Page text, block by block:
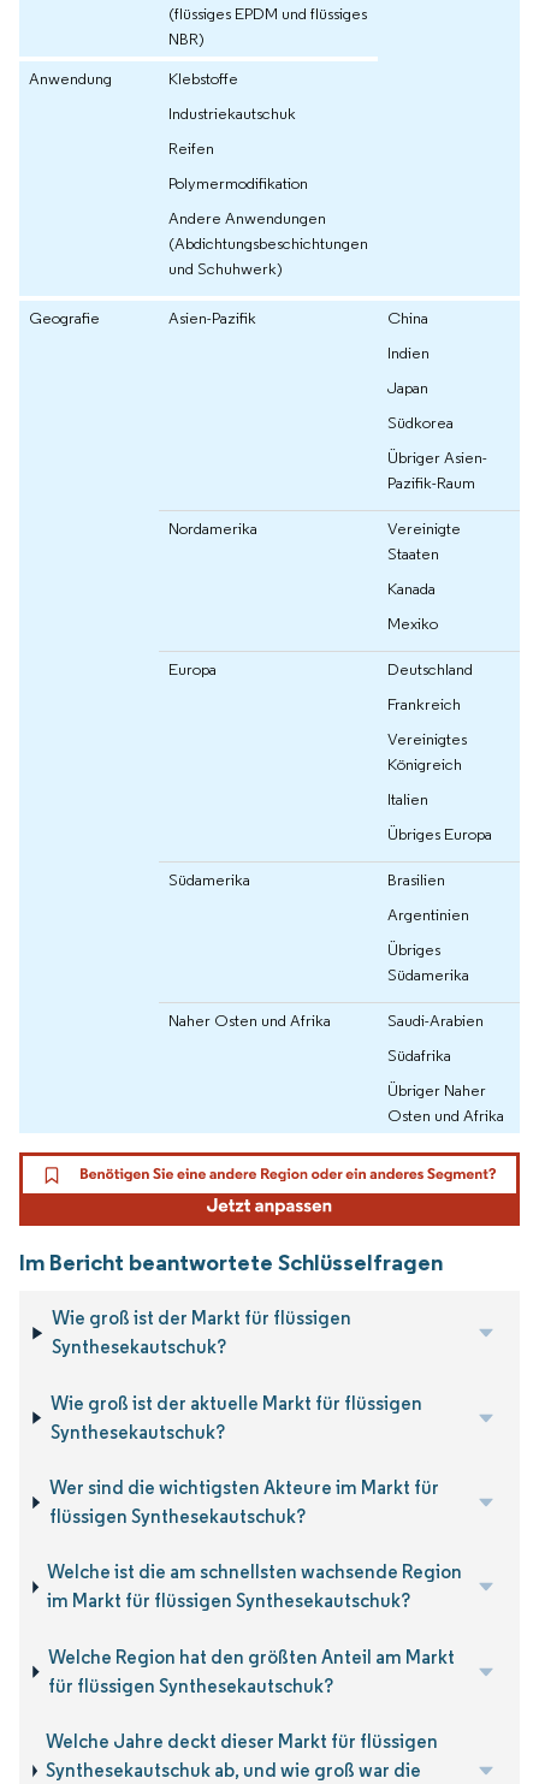
(flüssiges EPDM und flüssiges
NBR)
Anwendung
Klebstoffe
Industriekautschuk
Reifen
Polymermodifikation
Andere Anwendungen
(Abdichtungsbeschichtungen
und Schuhwerk)
Geografie Asien-Pazifik
China
Indien
Japan
Südkorea
Übriger Asien-
Pazifik-Raum
Nordamerika
Vereinigte
Staaten
Kanada
Mexiko
Europa
Deutschland
Frankreich
Vereinigtes
Königreich
Italien
Übriges Europa
Südamerika
Brasilien
Argentinien
Übriges
Südamerika
Naher Osten und Afrika
Saudi-Arabien
Südafrika
Übriger Naher
Osten und Afrika
Im Bericht beantwortete Schlüsselfragen
Wie groß ist der Markt für flüssigen
Synthesekautschuk?
Wie groß ist der aktuelle Markt für flüssigen
Synthesekautschuk?
Wer sind die wichtigsten Akteure im Markt für
flüssigen Synthesekautschuk?
Welche ist die am schnellsten wachsende Region
im Markt für flüssigen Synthesekautschuk?
Welche Region hat den größten Anteil am Markt
für flüssigen Synthesekautschuk?
Welche Jahre deckt dieser Markt für flüssigen
Synthesekautschuk ab, und wie groß war die